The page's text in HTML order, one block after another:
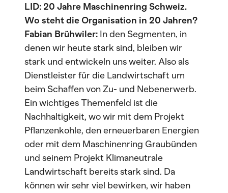
LID: 20 Jahre Maschinenring Schweiz.
Wo steht die Organisation in 20 Jahren?
Fabian Brühwiler: In den Segmenten, in
denen wir heute stark sind, bleiben wir
stark und entwickeln uns weiter. Also als
Dienstleister für die Landwirtschaft um
beim Schaffen von Zu- und Nebenerwerb.
Ein wichtiges Themenfeld ist die
Nachhaltigkeit, wo wir mit dem Projekt
Pflanzenkohle, den erneuerbaren Energien
oder mit dem Maschinenring Graubünden
und seinem Projekt Klimaneutrale
Landwirtschaft bereits stark sind. Da
können wir sehr viel bewirken, wir haben